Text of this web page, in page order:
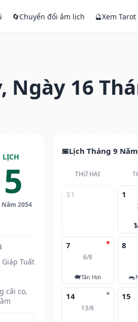
🔄Chuyển đổi âm lịch 🔮Xem Tarot
Ngày 16
2054
Tuất
cãi cọ,
Lịch Tháng 9
THỨ HAI
31 1
7
6/8
🐖Tân Hợi
8
🐀
14
13/8
15